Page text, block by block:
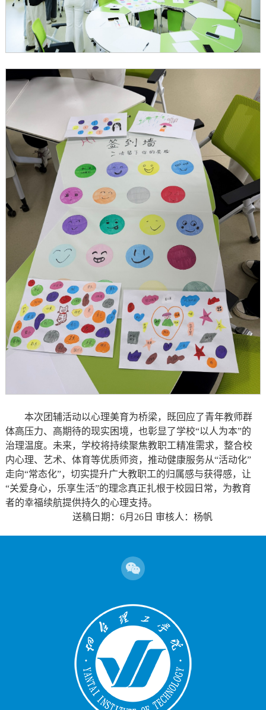
本次团辅活动以心理美育为桥梁，既回应了青年教师群
体高压力、高期待的现实困境，也彰显了学校“以人为本”的
治理温度。未来，学校将持续聚焦教职工精准需求，整合校
内心理、艺术、体育等优质师资，推动健康服务从“活动化”
走向“常态化”，切实提升广大教职工的归属感与获得感，让
“关爱身心，乐享生活”的理念真正扎根于校园日常，为教育
者的幸福续航提供持久的心理支持。
送稿日期：6月26日 审核人：杨帆